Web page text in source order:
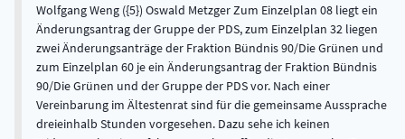
Wolfgang Weng ({5}) Oswald Metzger Zum Einzelplan 08 liegt ein
Änderungsantrag der Gruppe der PDS, zum Einzelplan 32 liegen
zwei Änderungsanträge der Fraktion Bündnis 90/Die Grünen und
zum Einzelplan 60 je ein Änderungsantrag der Fraktion Bündnis
90/Die Grünen und der Gruppe der PDS vor. Nach einer
Vereinbarung im Ältestenrat sind für die gemeinsame Aussprache
dreieinhalb Stunden vorgesehen. Dazu sehe ich keinen